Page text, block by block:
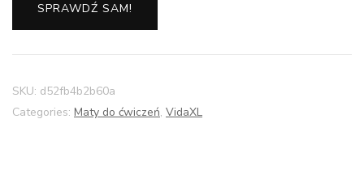
SPRAWDŹ SAM!
SKU: d52fb4b2b60a
Categories: Maty do ćwiczeń, VidaXL